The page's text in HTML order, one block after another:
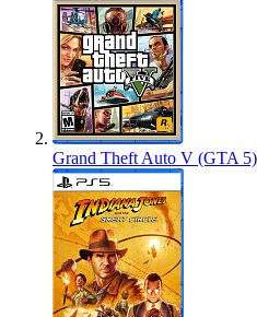
Grand Theft Auto V (GTA